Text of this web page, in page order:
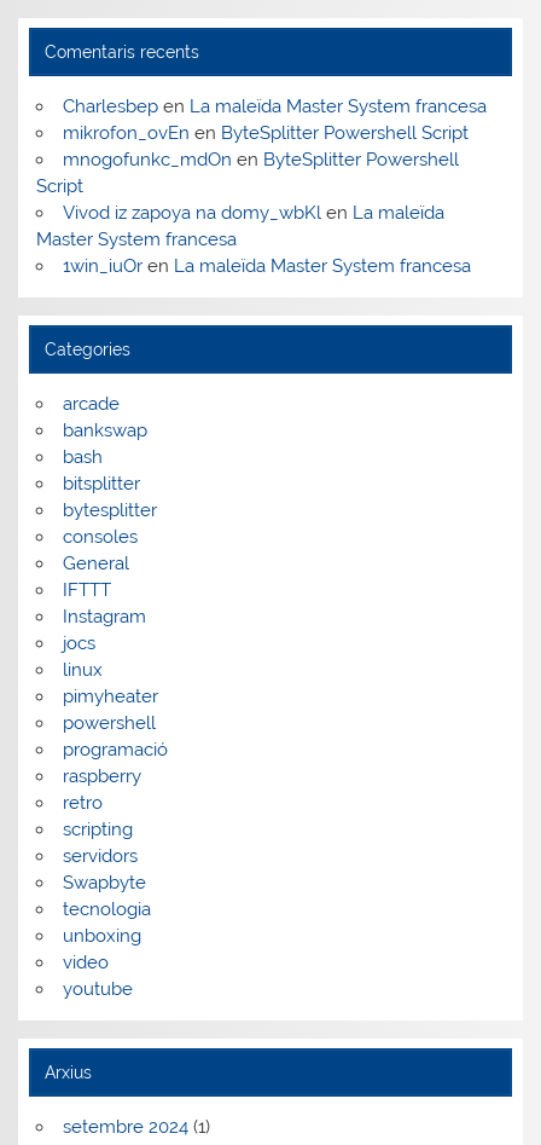
Comentaris recents
Charlesbepen La maleïda Master System francesa
mikrofon_ovEn en ByteSplitter Powershell Script
mnogofunkc_mdOn en ByteSplitter Powershell
Script
Vivod iz zapoya na domy_wbKlen La maleïda
Master System francesa
1win_iuOren La maleïda Master System francesa
Categories
arcade
bankswap
bash
bitsplitter
bytesplitter
consoles
General
IFTTT
Instagram
jocs
linux
pimyheater
powershell
programació
raspberry
retro
scripting
servidors
Swapbyte
tecnologia
unboxing
video
youtube
Arxius
setembre 2024(1)